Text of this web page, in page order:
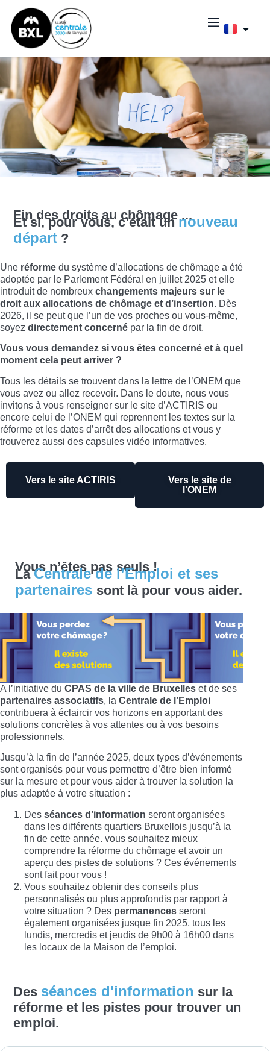
Fin des droits au chômage ...
Et si, pour vous, c’était unnouveau
départ ?
Une réforme du système d’allocations de chômage a été
adoptée par le Parlement Fédéral en juillet 2025 et elle
introduit de nombreux changements majeurs sur le
droit aux allocations de chômage et d’insertion. Dès
2026, il se peut que l’un de vos proches ou vous-même,
soyez directement concerné par la fin de droit.
Vous vous demandez si vous êtes concerné et à quel
moment cela peut arriver ?
Tous les détails se trouvent dans la lettre de l’ONEM que
vous avez ou allez recevoir. Dans le doute, nous vous
invitons à vous renseigner sur le site d’ACTIRIS ou
encore celui de l’ONEM qui reprennent les textes sur la
réforme et les dates d’arrêt des allocations et vous y
trouverez aussi des capsules vidéo informatives.
Vers le site ACTIRIS
Vers le site de
l'ONEM
Vous n’êtes pas seuls !
LaCentrale de l’Emploi et ses
partenaires sont là pour vous aider.
A l’initiative du CPAS de la ville de Bruxelles et de ses
partenaires associatifs, la Centrale de l’Emploi
contribuera à éclaircir vos horizons en apportant des
solutions concrètes à vos attentes ou à vos besoins
professionnels.
Jusqu’à la fin de l’année 2025, deux types d’événements
sont organisés pour vous permettre d’être bien informé
sur la mesure et pour vous aider à trouver la solution la
plus adaptée à votre situation :
Des séances d’information seront organisées
dans les différents quartiers Bruxellois jusqu’à la
fin de cette année. vous souhaitez mieux
comprendre la réforme du chômage et avoir un
aperçu des pistes de solutions ? Ces événements
sont fait pour vous !
Vous souhaitez obtenir des conseils plus
personnalisés ou plus approfondis par rapport à
votre situation ? Des permanences seront
également organisées jusque fin 2025, tous les
lundis, mercredis et jeudis de 9h00 à 16h00 dans
les locaux de la Maison de l’emploi.
Des séances d'information sur la
réforme et les pistes pour trouver un
emploi.